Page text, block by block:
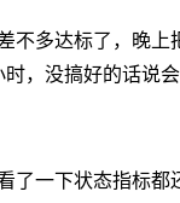
不多达标了，晚上
，没搞好的话说会
了一下状态指标都